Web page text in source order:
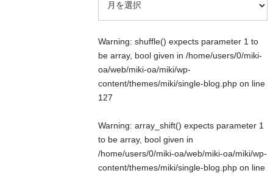
Warning: shuffle() expects parameter 1 to
be array, bool given in/home/users/0/miki-
oa/web/miki-oa/miki/wp-
content/themes/miki/single-blog.php on line
127
Warning: array_shift() expects parameter 1
to be array, bool given in
/home/users/0/miki-oa/web/miki-oa/miki/wp-
content/themes/miki/single-blog.php on line